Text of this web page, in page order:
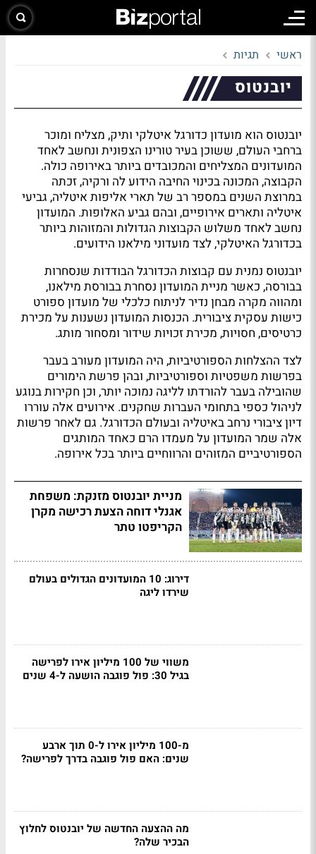
ראשי תגיות
יובנטוס
יובנטוס הוא מועדון כדורגל איטלקי ותיק, מצליח ומוכר
ברחבי העולם, ששוכן בעיר טורינו הצפונית ונחשב לאחד
המועדונים המצליחים והמכובדים ביותר באירופה כולה.
הקבוצה, המכונה בכינוי החיבה הידוע לה ורקיה, זכתה
במרוצת השנים במספר רב של תארי אליפות איטליה, גביעי
איטליה ותארים אירופיים, ובהם גביע האלופות. המועדון
נחשב לאחד משלוש הקבוצות הגדולות והמזוהות ביותר
בכדורגל האיטלקי, לצד מועדוני מילאנו הידועים.
יובנטוס נמנית עם קבוצות הכדורגל הבודדות שנסחרות
בבורסה, כאשר מניית המועדון נסחרת בבורסת מילאנו,
ומהווה מקרה מבחן נדיר לניתוח כלכלי של מועדון ספורט
כישות עסקית ציבורית. הכנסות המועדון נשענות על מכירת
כרטיסים, חסויות, מכירת זכויות שידור ומסחור מותג.
לצד ההצלחות הספורטיביות, היה המועדון מעורב בעבר
בפרשות משפטיות וספורטיביות, ובהן פרשת הימורים
שהובילה בעבר להורדתו לליגה נמוכה יותר, וכן חקירות בנוגע
לניהול כספי בתחומי העברות שחקנים. אירועים אלה עוררו
דיון ציבורי נרחב באיטליה ובעולם הכדורגל. גם לאחר פרשות
אלה שמר המועדון על מעמדו הרם כאחד המותגים
הספורטיביים המזוהים והרווחיים ביותר בכל אירופה.
מניית יובנטוס מזנקת: משפחת
אגנלי דוחה הצעת רכישה מקרן
הקריפטו טתר
דירוג: 10 המועדונים הגדולים בעולם
שירדו ליגה
משווי של 100 מיליון אירו לפרישה
בגיל 30: פול פוגבה הושעה ל-4 שנים
מ-100 מיליון אירו ל-0 תוך ארבע
שנים: האם פול פוגבה בדרך לפרישה?
מה ההצעה החדשה של יובנטוס לחלוץ
הבכיר שלה?